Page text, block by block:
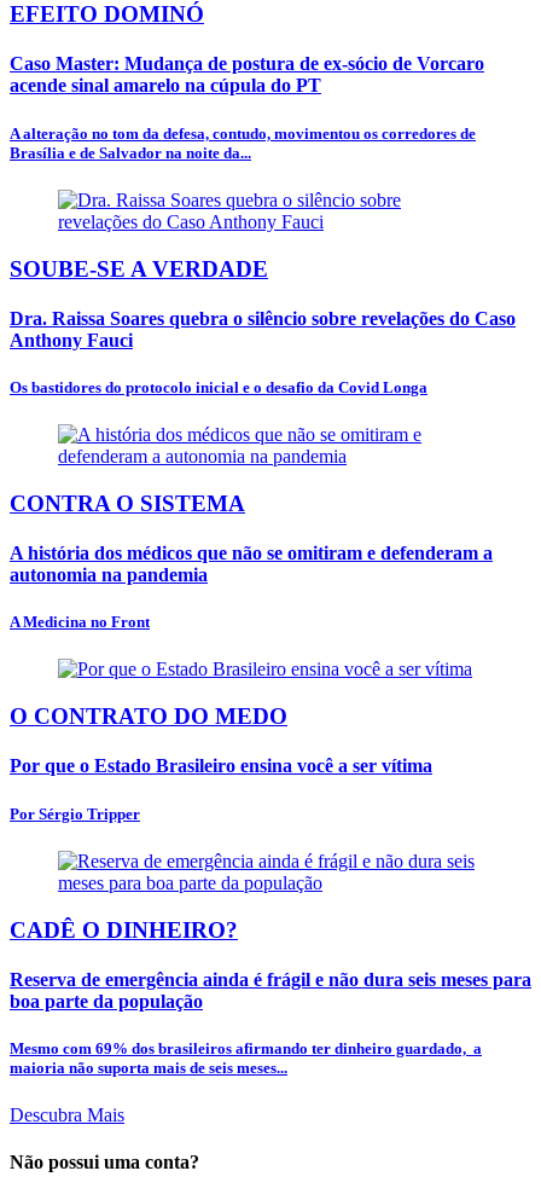
EFEITO DOMINÓ
Caso Master: Mudança de postura de ex-sócio de Vorcaro
acende sinal amarelo na cúpula do PT
A alteração no tom da defesa, contudo, movimentou os corredores de
Brasília e de Salvador na noite da...
SOUBE-SE A VERDADE
Dra. Raissa Soares quebra o silêncio sobre revelações do Caso
Anthony Fauci
Os bastidores do protocolo inicial e o desafio da Covid Longa
CONTRA O SISTEMA
A história dos médicos que não se omitiram e defenderam a
autonomia na pandemia
A Medicina no Front
O CONTRATO DO MEDO
Por que o Estado Brasileiro ensina você a ser vítima
Por Sérgio Tripper
CADÊ O DINHEIRO?
Reserva de emergência ainda é frágil e não dura seis meses para
boa parte da população
Mesmo com 69% dos brasileiros afirmando ter dinheiro guardado, a
maioria não suporta mais de seis meses...
Descubra Mais
Não possui uma conta?